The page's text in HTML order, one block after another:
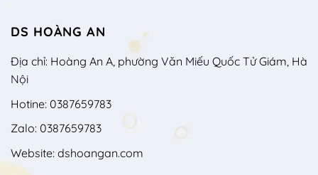
DS HOÀNG AN
Địa chỉ: Hoàng An A, phường Văn Miếu Quốc Tử Giám, Hà
Nội
Hotine: 0387659783
Zalo: 0387659783
Website: dshoangan.com